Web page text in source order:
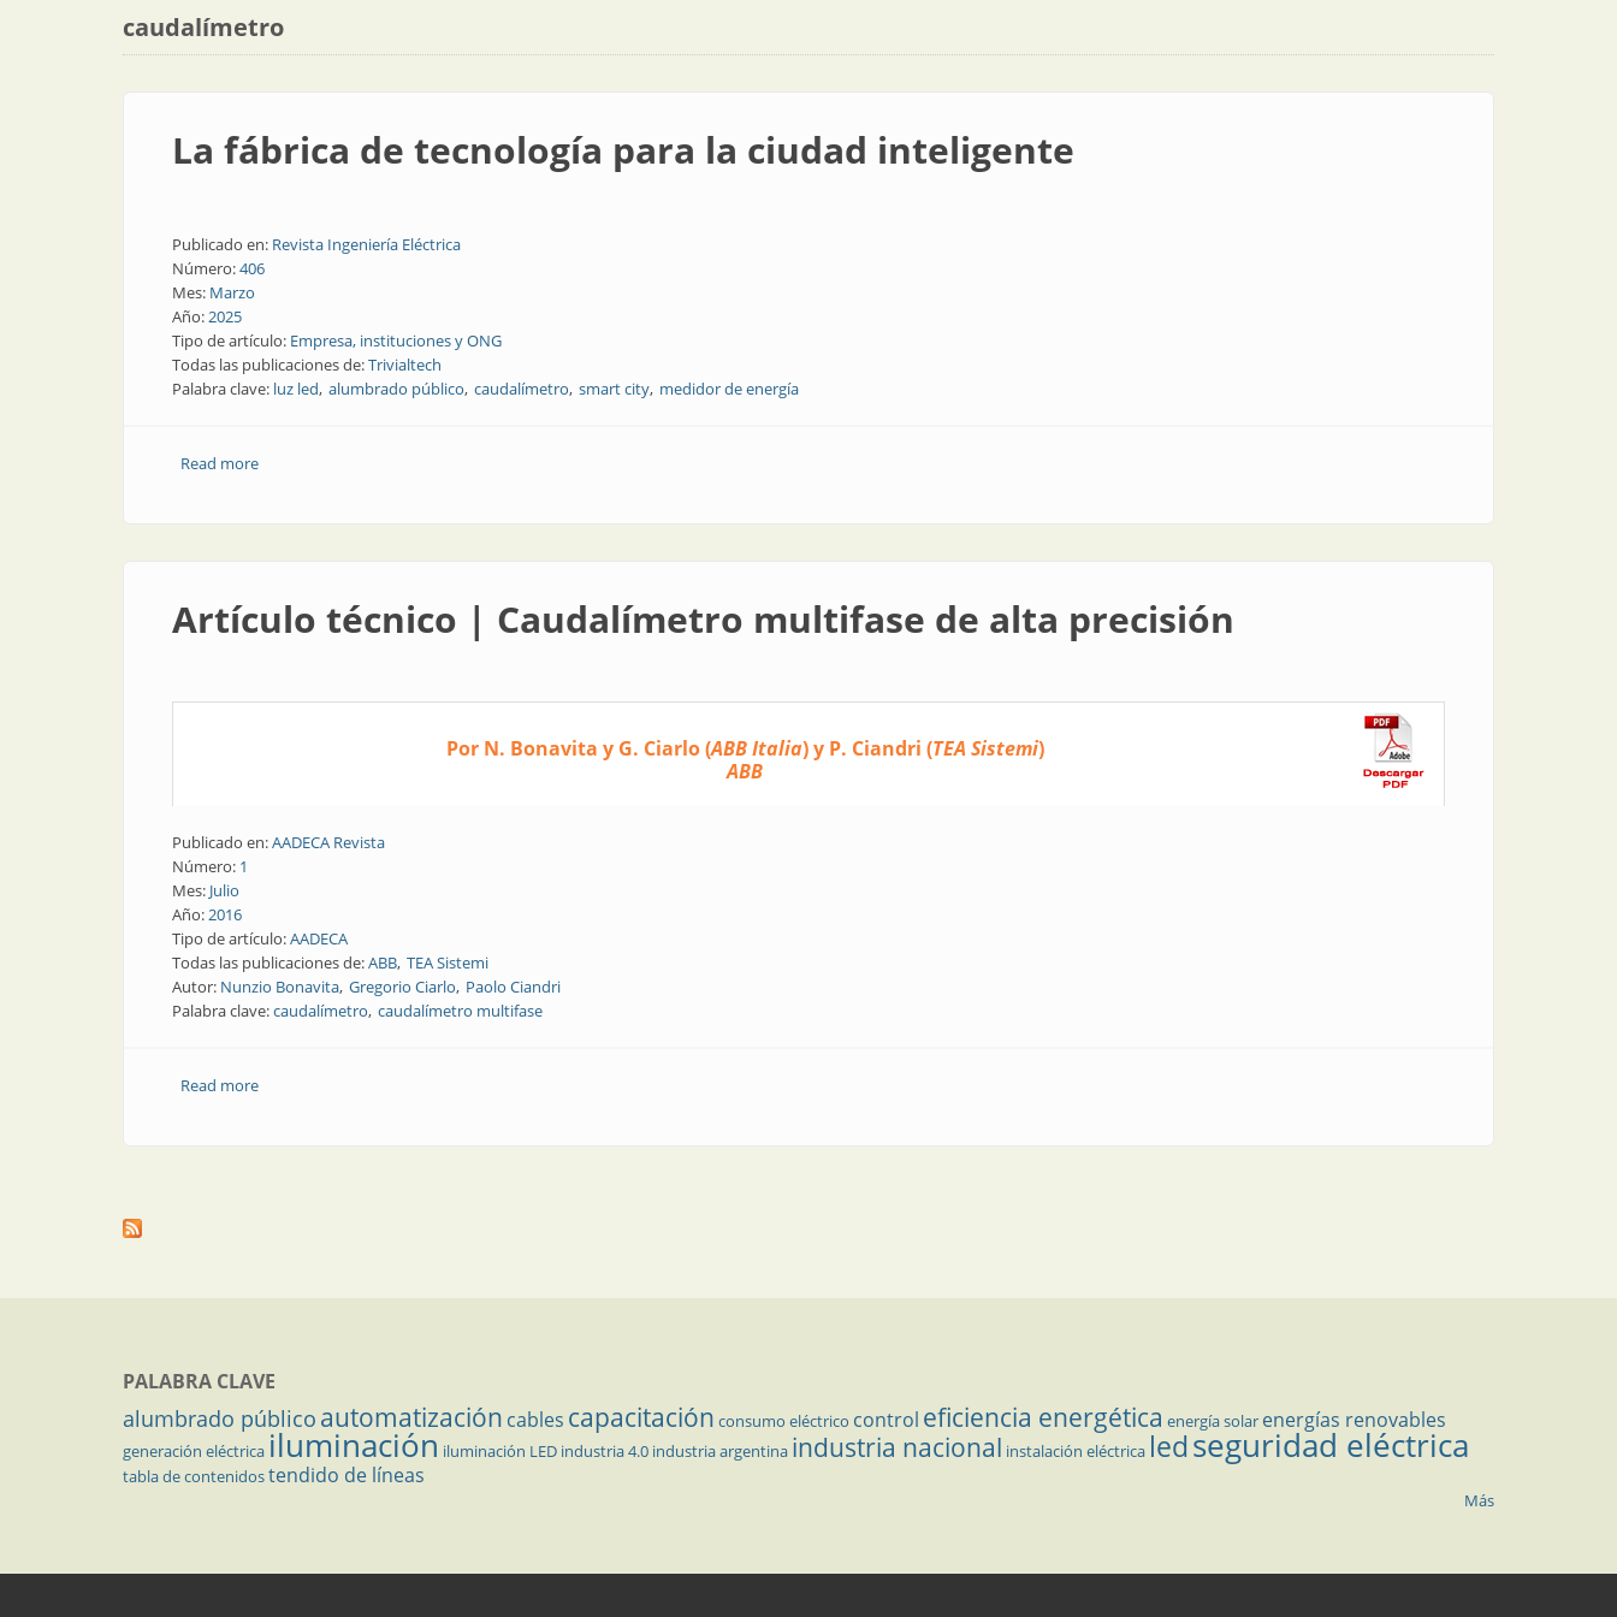
caudalímetro
La fábrica de tecnología para la ciudad inteligente
Publicado en: Revista Ingeniería Eléctrica
Número:406
Mes: Marzo
Año:2025
Tipo de artículo: Empresa, instituciones y ONG
Todas las publicaciones de:Trivialtech
Palabra clave: luz led alumbrado público caudalímetro smart city medidor de energía
Read moreabout La fábrica de tecnología para la ciudad inteligente
Artículo técnico | Caudalímetro multifase de alta precisión
Por N. Bonavita y G. Ciarlo (ABB Italia) y P. Ciandri (TEA Sistemi)
ABB
Publicado en:AADECA Revista
Número: 1
Mes: Julio
Año:2016
Tipo de artículo:AADECA
Todas las publicaciones de:ABB TEA Sistemi
Autor: Nunzio Bonavita Gregorio Ciarlo Paolo Ciandri
Palabra clave:caudalímetro caudalímetro multifase
Read moreabout Artículo técnico | Caudalímetro multifase de alta precisión
PALABRA CLAVE
alumbrado público automatización cables capacitación consumo eléctrico control eficiencia energética energía solar energías renovables
generación eléctrica iluminación iluminación LED industria 4.0 industria argentina industria nacional instalación eléctrica ledseguridad eléctrica
tabla de contenidostendido de líneas
Más